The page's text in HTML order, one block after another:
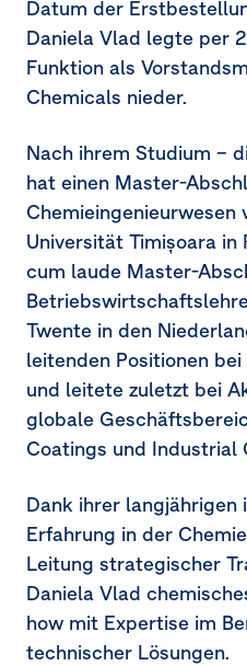
Datum der
Daniela Vlad legte per
Funktion als
Chemicals nieder.
Nach ihrem Studium –
hat einen Master-
Chemieingenieurwesen
Universität Timișoara in
cum laude Master-
Twente in den
leitenden Positionen
und leitete zuletzt bei
globale
Coatings und Industrial
Dank ihrer langjährigen
Erfahrung in der
Leitung strategischer
Daniela Vlad
how mit Expertise im
technischer Lösungen.